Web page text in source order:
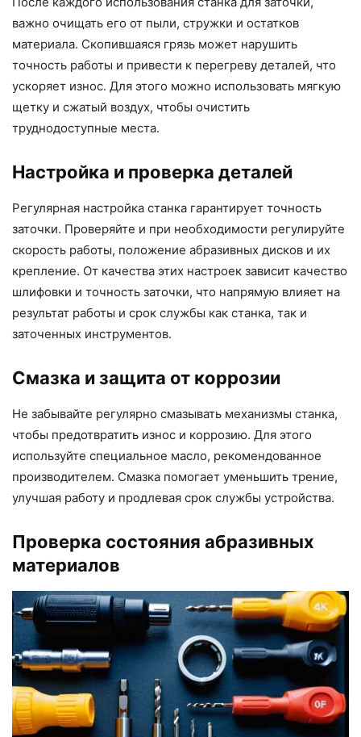
важно очищать его от пыли, стружки и остатков
материала. Скопившаяся грязь может нарушить
точность работы и привести к перегреву деталей, что
ускоряет износ. Для этого можно использовать мягкую
щетку и сжатый воздух, чтобы очистить
труднодоступные места.
Настройка и проверка деталей
Регулярная настройка станка гарантирует точность
заточки. Проверяйте и при необходимости регулируйте
скорость работы, положение абразивных дисков и их
крепление. От качества этих настроек зависит качество
шлифовки и точность заточки, что напрямую влияет на
результат работы и срок службы как станка, так и
заточенных инструментов.
Смазка и защита от коррозии
Не забывайте регулярно смазывать механизмы станка,
чтобы предотвратить износ и коррозию. Для этого
используйте специальное масло, рекомендованное
производителем. Смазка помогает уменьшить трение,
улучшая работу и продлевая срок службы устройства.
Проверка состояния абразивных
материалов